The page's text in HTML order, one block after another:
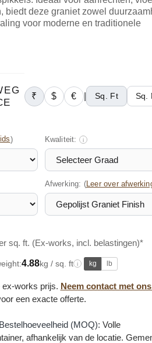
biedt deze graniet zowel
voor moderne en traditionele
₹ $ € Sq. Ft Sq.
) Kwaliteit: i
Afwerking: (Leer over
sq. ft. (Ex-works, incl. belastingen)*
4.88kg / sq. ft i kg lb
ex-works prijs. Neem contact met
een exacte offerte.
(MOQ): Volle
afhankelijk van de locatie.